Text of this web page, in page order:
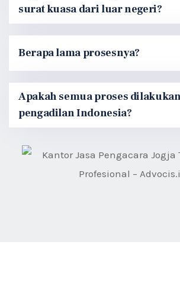
surat kuasa dari luar negeri?
Berapa lama prosesnya?
Apakah semua proses
pengadilan Indonesia?